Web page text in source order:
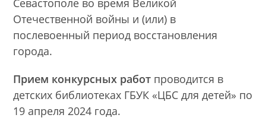
Севастополе во время Великой
Отечественной войны и (или) в
послевоенный период восстановления
города.
Прием конкурсных работ проводится в
детских библиотеках ГБУК «ЦБС для детей» по
19 апреля 2024 года.